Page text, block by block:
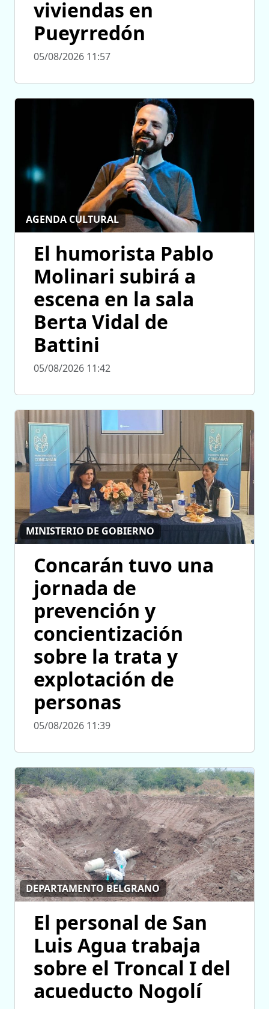
viviendas en
Pueyrredón
05/08/2026 11:57
AGENDA CULTURAL
El humorista Pablo
Molinari subirá a
escena en la sala
Berta Vidal de
Battini
05/08/2026 11:42
MINISTERIO DE GOBIERNO
Concarán tuvo una
jornada de
prevención y
concientización
sobre la trata y
explotación de
personas
05/08/2026 11:39
DEPARTAMENTO BELGRANO
El personal de San
Luis Agua trabaja
sobre el Troncal I del
acueducto Nogolí